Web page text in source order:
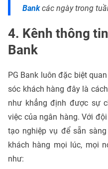
Bankcác ngày trong
4. Kênh thông
Bank
PG Bank luôn đặc biệt
sóc khách hàng đây là
như khẳng định được sự
việc của ngân hàng. Với
tạo nghiệp vụ để sẵn
khách hàng mọi lúc, mọi
như: